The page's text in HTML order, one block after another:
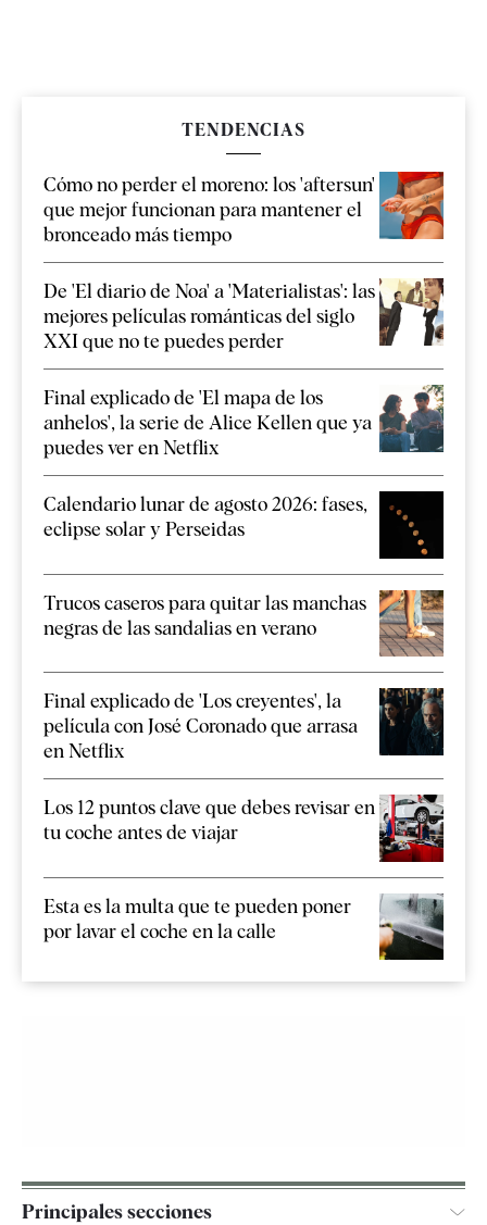
TENDENCIAS
Cómo no perder el moreno: los 'aftersun'
que mejor funcionan para mantener el
bronceado más tiempo
De 'El diario de Noa' a 'Materialistas': las
mejores películas románticas del siglo
XXI que no te puedes perder
Final explicado de 'El mapa de los
anhelos', la serie de Alice Kellen que ya
puedes ver en Netflix
Calendario lunar de agosto 2026: fases,
eclipse solar y Perseidas
Trucos caseros para quitar las manchas
negras de las sandalias en verano
Final explicado de 'Los creyentes', la
película con José Coronado que arrasa
en Netflix
Los 12 puntos clave que debes revisar en
tu coche antes de viajar
Esta es la multa que te pueden poner
por lavar el coche en la calle
Principales secciones